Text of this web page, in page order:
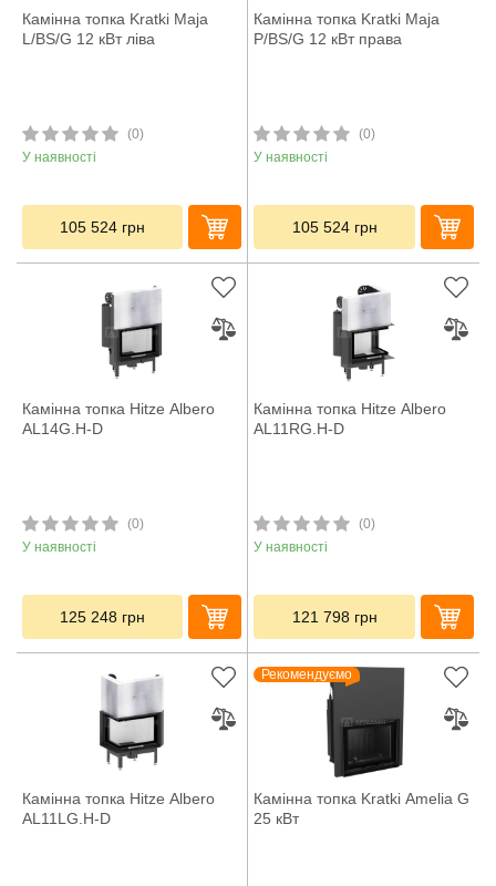
Камінна топка Kratki Maja
L/BS/G 12 кВт ліва
(0)
У наявності
105 524 грн
Камінна топка Kratki Maja
P/BS/G 12 кВт права
(0)
У наявності
105 524 грн
Камінна топка Hitze Albero
AL14G.H-D
(0)
У наявності
125 248 грн
Камінна топка Hitze Albero
AL11RG.H-D
(0)
У наявності
121 798 грн
Камінна топка Hitze Albero
AL11LG.H-D
Рекомендуємо
Камінна топка Kratki Amelia G
25 кВт